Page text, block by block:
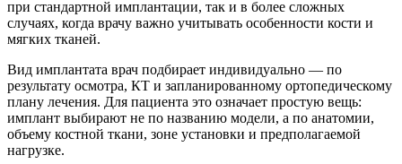
при стандартной имплантации, так и в более сложных
случаях, когда врачу важно учитывать особенности кости и
мягких тканей.
Вид имплантата врач подбирает индивидуально — по
результату осмотра, КТ и запланированному ортопедическому
плану лечения. Для пациента это означает простую вещь:
имплант выбирают не по названию модели, а по анатомии,
объему костной ткани, зоне установки и предполагаемой
нагрузке.